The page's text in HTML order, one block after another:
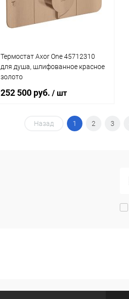
В избранное
Термостат Axor One 45712310
для душа, шлифованное красное
золото
252 500 руб. / шт
В корзину
Назад 1 2 3